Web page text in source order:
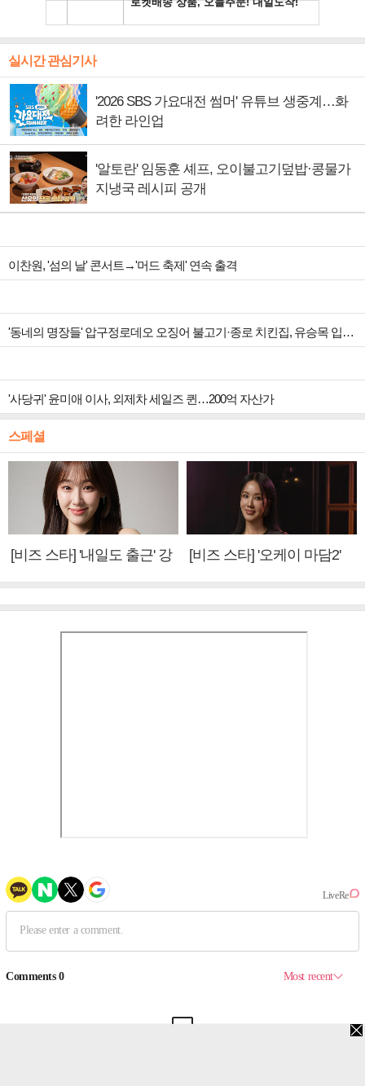
실시간 관심기사
'2026 SBS 가요대전 썸머' 유튜브 생중계…화
려한 라인업
'알토란' 임동훈 셰프, 오이불고기덮밥·콩물가
지냉국 레시피 공개
이찬원, '섬의 날' 콘서트→'머드 축제' 연속 출격
'동네의 명장들' 압구정로데오 오징어 불고기·종로 치킨집, 유승목 입맛 저격
'사당귀' 윤미애 이사, 외제차 세일즈 퀸…200억 자산가
스페셜
[비즈 스타] '내일도 출근' 강
[비즈 스타] '오케이 마담2'